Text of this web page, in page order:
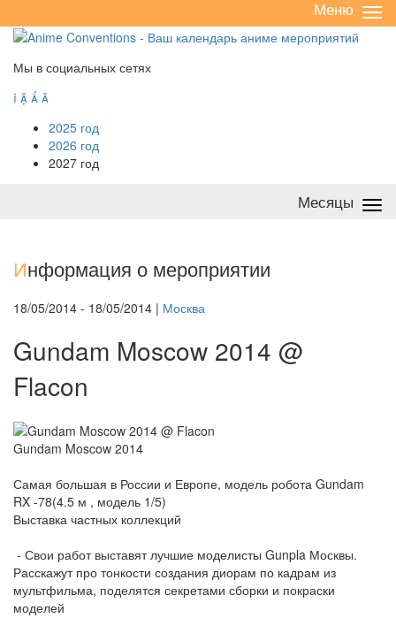
/
Меню
Мы в социальных сетях
   
2025 год
2026 год
2027 год
Месяцы
Информация о мероприятии
18/05/2014 - 18/05/2014 | Москва
Gundam Moscow 2014 @
Flacon
Gundam Moscow 2014
Самая большая в России и Европе, модель робота Gundam
RX -78(4.5 м , модель 1/5)
Выставка частных коллекций
- Свои работ выставят лучшие моделисты Gunpla Москвы.
Расскажут про тонкости создания диорам по кадрам из
мультфильма, поделятся секретами сборки и покраски
моделей